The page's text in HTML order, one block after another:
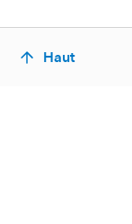
Haut